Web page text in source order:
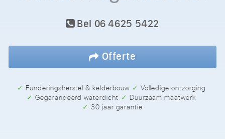
Bel 06 4625 5422
Offerte
✓ Funderingsherstel & kelderbouw
✓ Volledige ontzorging
✓ Gegarandeerd waterdicht
✓ Duurzaam maatwerk
✓ 30 jaar garantie